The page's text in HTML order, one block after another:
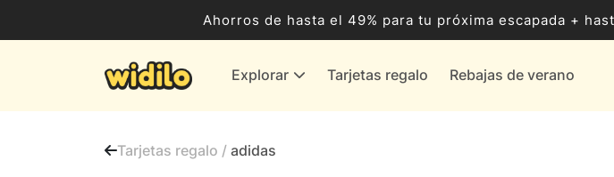
Ahorros de hasta el 49% para tu próxima escapada +
Explorar Tarjetas regalo Rebajas de verano
Ocio, Entretenimiento y Cultura
Proveedores de gas y energía
Todas las tiendas
Tarjetas regalo / adidas